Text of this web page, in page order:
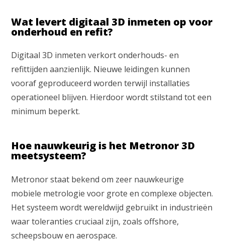
Wat levert digitaal 3D inmeten op voor
onderhoud en refit?
Digitaal 3D inmeten verkort onderhouds- en
refittijden aanzienlijk. Nieuwe leidingen kunnen
vooraf geproduceerd worden terwijl installaties
operationeel blijven. Hierdoor wordt stilstand tot een
minimum beperkt.
Hoe nauwkeurig is het Metronor 3D
meetsysteem?
Metronor staat bekend om zeer nauwkeurige
mobiele metrologie voor grote en complexe objecten.
Het systeem wordt wereldwijd gebruikt in industrieën
waar toleranties cruciaal zijn, zoals offshore,
scheepsbouw en aerospace.